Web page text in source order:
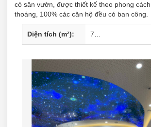
có sân vườn, được thiết kế theo phong
thoáng, 100% các căn hộ đều có ban công.
Diện tích (m²):